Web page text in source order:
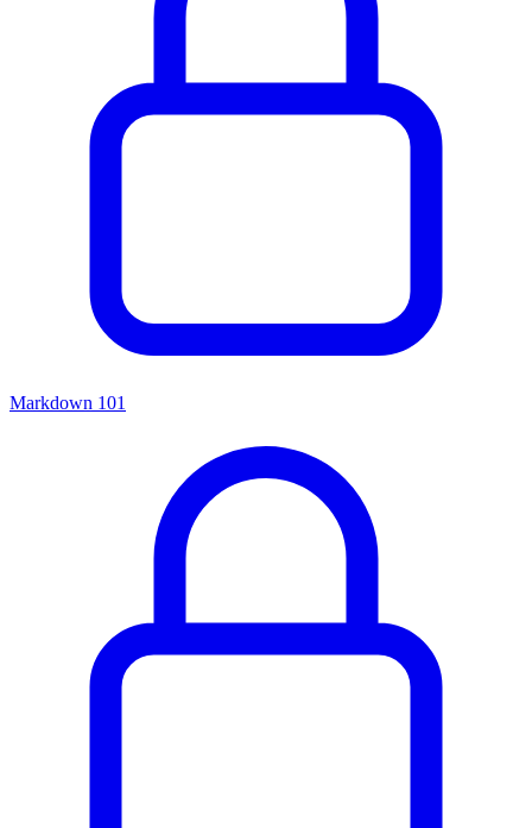
Markdown 101